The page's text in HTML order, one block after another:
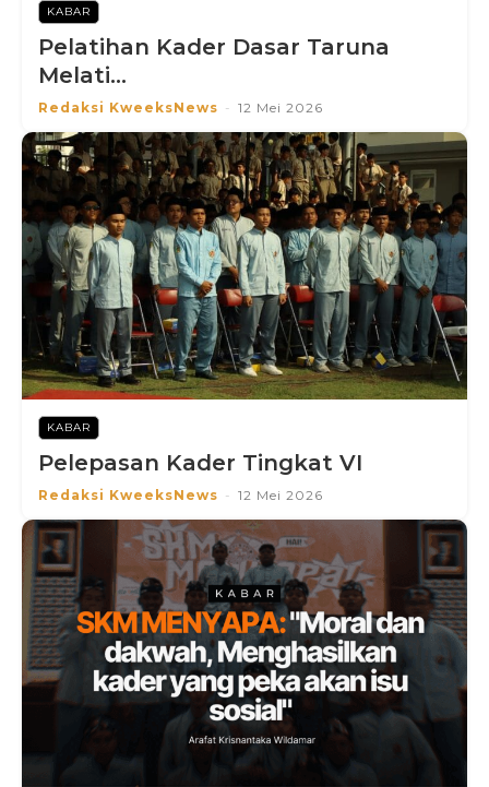
KABAR
Pelatihan Kader Dasar Taruna
Melati...
Redaksi KweeksNews - 12 Mei 2026
KABAR
Pelepasan Kader Tingkat VI
Redaksi KweeksNews - 12 Mei 2026